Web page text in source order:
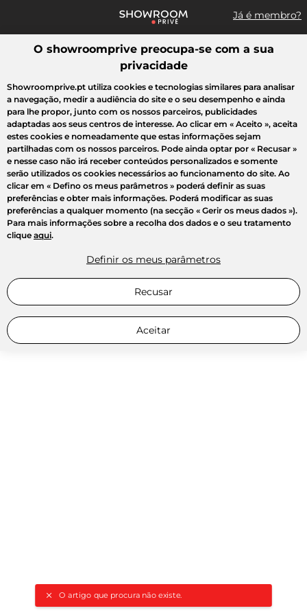
Já é membro?
Pesquisar uma marca, um artigo, uma venda...
O artigo que procura não existe.
Todas as vendas Moda Desporto Casa Criança Beleza
O showroomprive preocupa-se com a sua
privacidade
Showroomprive.pt utiliza cookies e tecnologias similares para analisar
a navegação, medir a audiência do site e o seu desempenho e ainda
para lhe propor, junto com os nossos parceiros, publicidades
adaptadas aos seus centros de interesse. Ao clicar em « Aceito », aceita
estes cookies e nomeadamente que estas informações sejam
partilhadas com os nossos parceiros. Pode ainda optar por « Recusar »
e nesse caso não irá receber conteúdos personalizados e somente
serão utilizados os cookies necessários ao funcionamento do site. Ao
clicar em « Defino os meus parâmetros » poderá definir as suas
preferências e obter mais informações. Poderá modificar as suas
preferências a qualquer momento (na secção « Gerir os meus dados »).
Para mais informações sobre a recolha dos dados e o seu tratamento
clique aqui.
Definir os meus parâmetros
Recusar
Aceitar